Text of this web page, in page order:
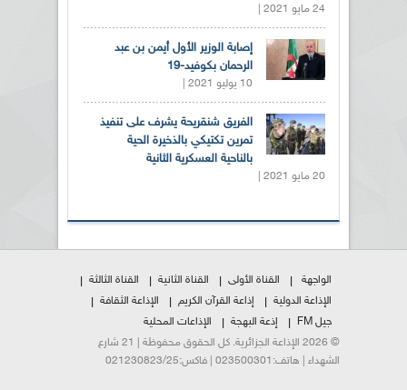
24 مايو 2021 |
إصابة الوزير الأول أيمن بن عبد
الرحمان بكوفيد-19
10 يوليو 2021 |
الفريق شنقريحة يشرف على تنفيذ
تمرين تكتيكي بالذخيرة الحية
بالناحية العسكرية الثانية
20 مايو 2021 |
الواجهة القناة الأولى القناة الثانية
القناة الثالثة
الإذاعة الدولية
إذاعة القرآن الكريم
الإذاعة الثقافة
جيل FM
إذعة البهجة
الإذاعات المحلية
© 2026 الإذاعة الجزائرية. كل الحقوق محفوظة | 21 شارع
الشهداء | هاتف:023500301 | فاكس:021230823/25